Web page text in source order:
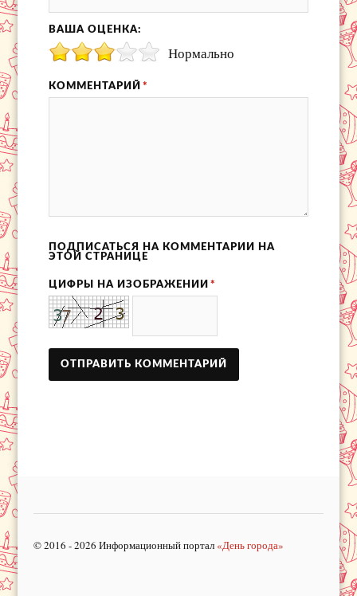
ВАША ОЦЕНКА:
Нормально
КОММЕНТАРИЙ *
ПОДПИСАТЬСЯ НА КОММЕНТАРИИ НА
ЭТОЙ СТРАНИЦЕ
ЦИФРЫ НА ИЗОБРАЖЕНИИ *
© 2016 - 2026 Информационный портал «День города»